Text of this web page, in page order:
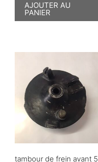
AJOUTER AU
PANIER
tambour de frein avant